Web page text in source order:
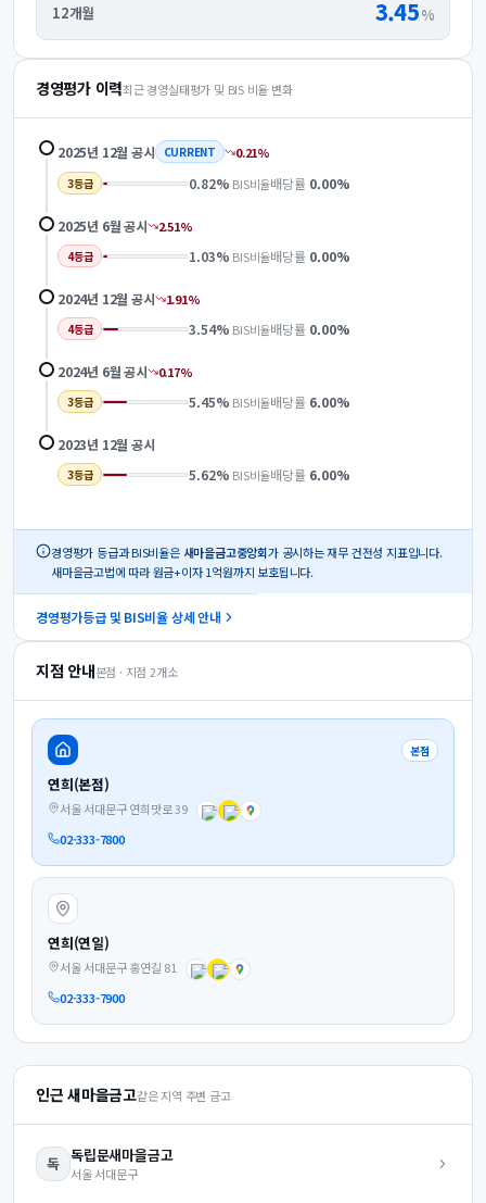
12개월 3.45%
경영평가 이력최근 경영실태평가 및 BIS 비율 변화
2025년 12월 공시 CURRENT 0.21%
3등급 0.82% BIS비율배당률 0.00%
2025년 6월공시 2.51%
4등급 1.03% BIS비율배당률 0.00%
2024년 12월 공시 1.91%
4등급 3.54% BIS비율배당률 0.00%
2024년 6월공시 0.17%
3등급 5.45% BIS비율배당률 6.00%
2023년 12월 공시
3등급 5.62% BIS비율배당률 6.00%
경영평가 등급과 BIS비율은 새마을금고중앙회가 공시하는 재무 건전성 지표입니다.
새마을금고법에 따라 원금+이자 1억원까지 보호됩니다.
경영평가등급 및 BIS비율 상세 안내
지점 안내본점 · 지점 2개소
본점
연희(본점)
서울 서대문구 연희맛로 39
02-333-7800
연희(연일)
서울 서대문구 홍연길 81
02-333-7900
인근 새마을금고같은 지역 주변 금고
독 독립문새마을금고
서울 서대문구